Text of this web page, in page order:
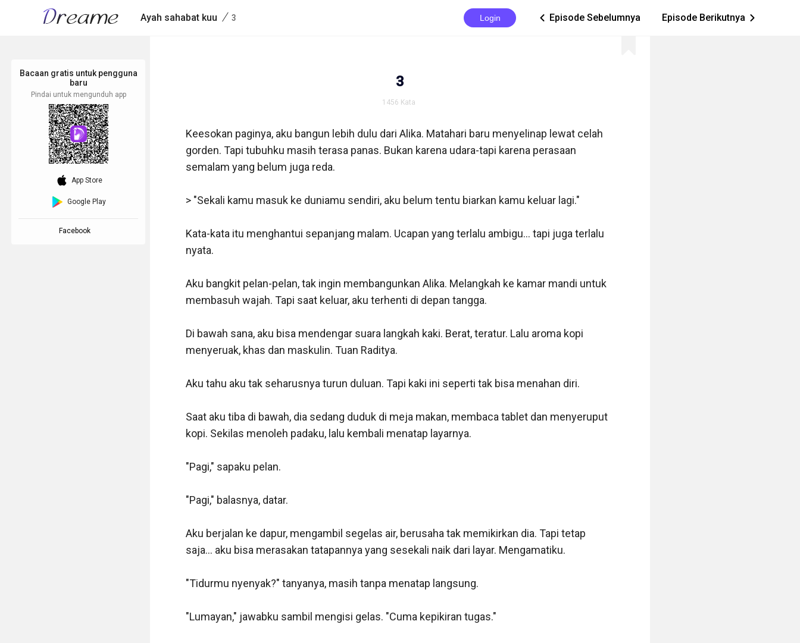
Ayah sahabat kuu / 3 Login ic_arrow_left Episode Sebelumnya Episode Berikutnya ic_arrow_right
3
1456 Kata
Keesokan paginya, aku bangun lebih dulu dari Alika. Matahari baru menyelinap lewat celah
gorden. Tapi tubuhku masih terasa panas. Bukan karena udara-tapi karena perasaan
semalam yang belum juga reda.
> "Sekali kamu masuk ke duniamu sendiri, aku belum tentu biarkan kamu keluar lagi."
Kata-kata itu menghantui sepanjang malam. Ucapan yang terlalu ambigu... tapi juga terlalu
nyata.
Aku bangkit pelan-pelan, tak ingin membangunkan Alika. Melangkah ke kamar mandi untuk
membasuh wajah. Tapi saat keluar, aku terhenti di depan tangga.
Di bawah sana, aku bisa mendengar suara langkah kaki. Berat, teratur. Lalu aroma kopi
menyeruak, khas dan maskulin. Tuan Raditya.
Aku tahu aku tak seharusnya turun duluan. Tapi kaki ini seperti tak bisa menahan diri.
Saat aku tiba di bawah, dia sedang duduk di meja makan, membaca tablet dan menyeruput
kopi. Sekilas menoleh padaku, lalu kembali menatap layarnya.
"Pagi," sapaku pelan.
"Pagi," balasnya, datar.
Aku berjalan ke dapur, mengambil segelas air, berusaha tak memikirkan dia. Tapi tetap
saja... aku bisa merasakan tatapannya yang sesekali naik dari layar. Mengamatiku.
"Tidurmu nyenyak?" tanyanya, masih tanpa menatap langsung.
"Lumayan," jawabku sambil mengisi gelas. "Cuma kepikiran tugas."
Bacaan gratis untuk pengguna
baru
Pindai untuk mengunduh app
download_ios App Store
Google Play
Facebook